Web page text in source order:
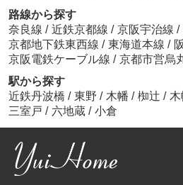
路線から探す
奈良線 / 近鉄京都線 / 京阪宇治線 /
京都地下鉄東西線 / 東海道本線 /
京阪電鉄ケーブル線 / 京都市営烏
駅から探す
近鉄丹波橋 / 東野 / 木幡 / 椥辻 / 木
三室戸 / 六地蔵 / 小倉